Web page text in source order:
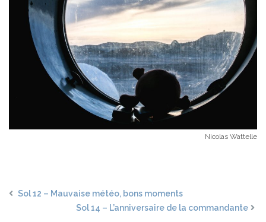
Nicolas Wattelle
Sol 12 – Mauvaise météo, bons moments
Sol 14 – L’anniversaire de la commandante